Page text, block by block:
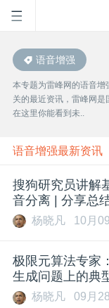
首
页
雷
峰
公
语音增强
本专题为雷峰网的语音增
关的最近资讯，雷峰网是
在这里你能看到未..
语音增强最新资讯
搜狗研究员讲解
音分离 | 分享总
杨晓凡 10月
极限元算法专家
生成问题上的典
杨晓凡 09月